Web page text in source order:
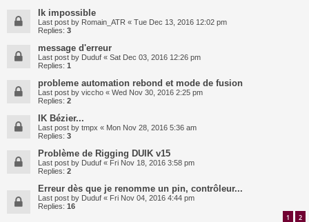
Ik impossible
Last post by Romain_ATR « Tue Dec 13, 2016 12:02 pm
Replies: 3
message d'erreur
Last post by Duduf « Sat Dec 03, 2016 12:26 pm
Replies: 1
probleme automation rebond et mode de fusion
Last post by viccho « Wed Nov 30, 2016 2:25 pm
Replies: 2
IK Bézier...
Last post by tmpx « Mon Nov 28, 2016 5:36 am
Replies: 3
Problème de Rigging DUIK v15
Last post by Duduf « Fri Nov 18, 2016 3:58 pm
Replies: 2
Erreur dès que je renomme un pin, contrôleur...
Last post by Duduf « Fri Nov 04, 2016 4:44 pm
Replies: 16
1 2